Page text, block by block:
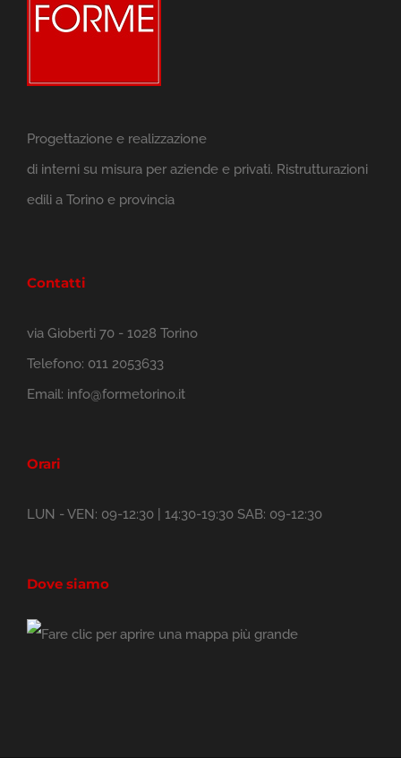
Progettazione e realizzazione
di interni su misura per aziende e privati. Ristrutturazioni
edili a Torino e provincia
Contatti
via Gioberti 70 - 1028 Torino
Telefono: 011 2053633
Email: info@formetorino.it
Orari
LUN - VEN: 09-12:30 | 14:30-19:30 SAB: 09-12:30
Dove siamo